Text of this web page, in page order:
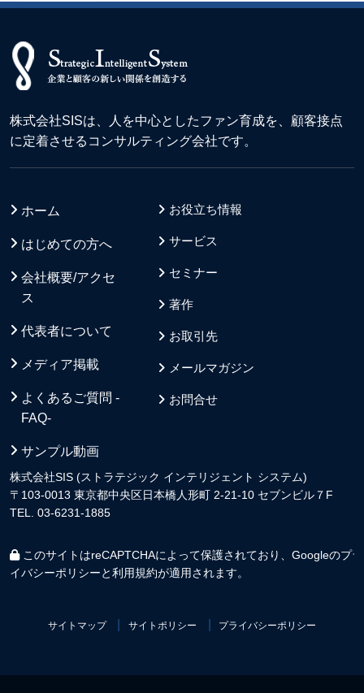
株式会社SISは、人を中心としたファン育成を、顧客接点
に定着させるコンサルティング会社です。
ホーム
はじめての方へ
会社概要/アクセ
ス
代表者について
メディア掲載
よくあるご質問 -
FAQ-
サンプル動画
お役立ち情報
サービス
セミナー
著作
お取引先
メールマガジン
お問合せ
株式会社SIS (ストラテジック インテリジェント システム)
〒103-0013 東京都中央区日本橋人形町 2-21-10 セブンビル７F
TEL. 03-6231-1885
このサイトはreCAPTCHAによって保護されており、Googleのプラ
イバシーポリシーと利用規約が適用されます。
サイトマップ サイトポリシー プライバシーポリシー